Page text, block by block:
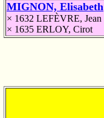
MIGNON, Elisabeth
× 1632 LEFÈVRE, Jean
× 1635 ERLOY, Cirot